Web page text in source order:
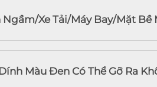
Ngầm/Xe Tải/Máy Bay/Mặt Bề
Màu Đen Có Thể Gỡ Ra